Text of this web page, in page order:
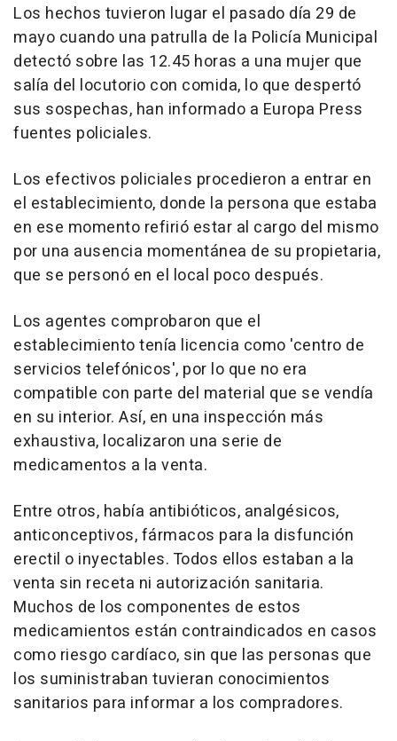
Los hechos tuvieron lugar el pasado día 29 de
mayo cuando una patrulla de la Policía Municipal
detectó sobre las 12.45 horas a una mujer que
salía del locutorio con comida, lo que despertó
sus sospechas, han informado a Europa Press
fuentes policiales.
Los efectivos policiales procedieron a entrar en
el establecimiento, donde la persona que estaba
en ese momento refirió estar al cargo del mismo
por una ausencia momentánea de su propietaria,
que se personó en el local poco después.
Los agentes comprobaron que el
establecimiento tenía licencia como 'centro de
servicios telefónicos', por lo que no era
compatible con parte del material que se vendía
en su interior. Así, en una inspección más
exhaustiva, localizaron una serie de
medicamentos a la venta.
Entre otros, había antibióticos, analgésicos,
anticonceptivos, fármacos para la disfunción
erectil o inyectables. Todos ellos estaban a la
venta sin receta ni autorización sanitaria.
Muchos de los componentes de estos
medicamientos están contraindicados en casos
como riesgo cardíaco, sin que las personas que
los suministraban tuvieran conocimientos
sanitarios para informar a los compradores.